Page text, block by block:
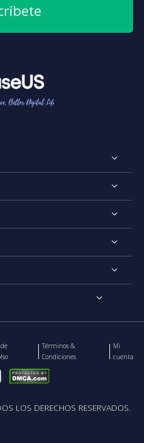

Términos &
Condiciones
Mi
cuenta
LOS DERECHOS RESERVADOS.